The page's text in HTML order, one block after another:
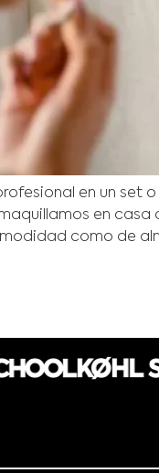
en un
en
como de